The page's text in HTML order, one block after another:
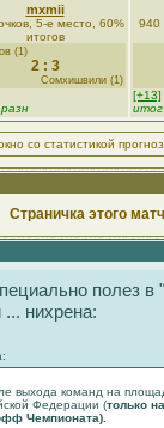
mxmii
5-е место, 60%
итогов
(1)
2 : 3
Сомхишвили (1)
940
[+13]
итог
со статистикой
Страничка этого
полез в
нихрена:
выхода команд на
Федерации (только
Чемпионата).